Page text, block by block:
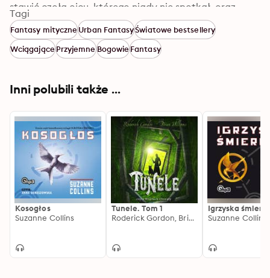
stawić czoła ojcu, którego nigdy nie spotkał, oraz
przepowiedni, która ostrzegła go przed zdradą
przyjaciela.
Tagi
Fantasy mityczneUrban FantasyŚwiatowe bestsellery
WciągającePrzyjemneBogowieFantasy
Inni polubili także ...
Kosogłos
Suzanne Collins
Tunele. Tom 1
Roderick Gordon, Brian Williams
Igrzyska śmierci
Suzanne Collins